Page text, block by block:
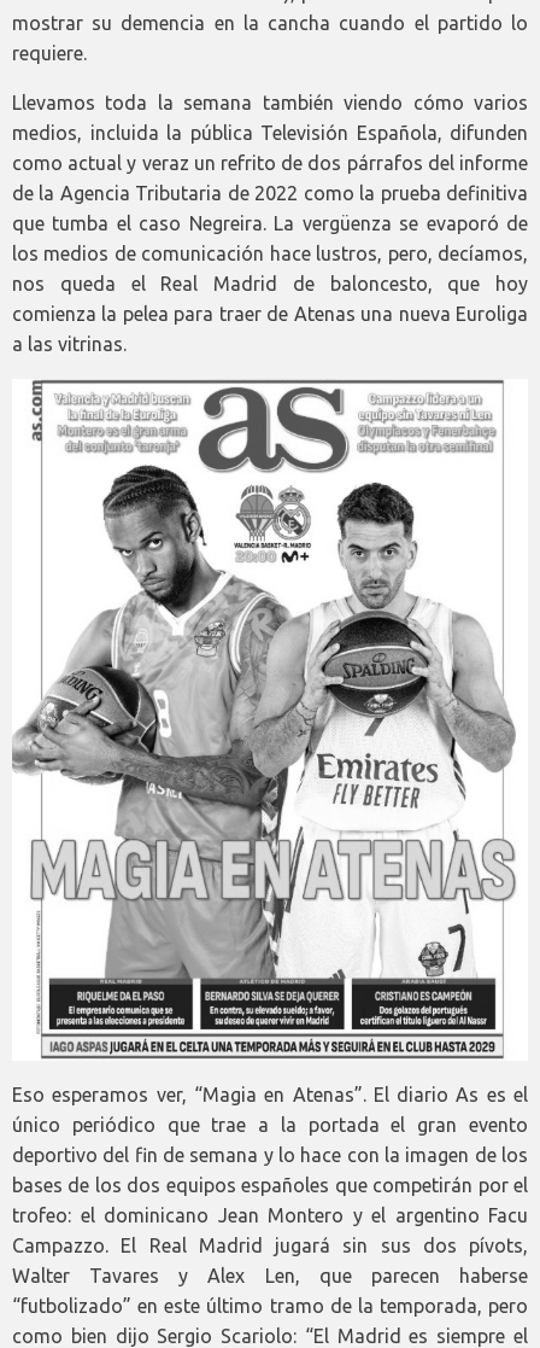
mostrar su demencia en la cancha cuando el partido lo
requiere.
Llevamos toda la semana también viendo cómo varios
medios, incluida la pública Televisión Española, difunden
como actual y veraz un refrito de dos párrafos del informe
de la Agencia Tributaria de 2022 como la prueba definitiva
que tumba el caso Negreira. La vergüenza se evaporó de
los medios de comunicación hace lustros, pero, decíamos,
nos queda el Real Madrid de baloncesto, que hoy
comienza la pelea para traer de Atenas una nueva Euroliga
a las vitrinas.
Eso esperamos ver, “Magia en Atenas”. El diario As es el
único periódico que trae a la portada el gran evento
deportivo del fin de semana y lo hace con la imagen de los
bases de los dos equipos españoles que competirán por el
trofeo: el dominicano Jean Montero y el argentino Facu
Campazzo. El Real Madrid jugará sin sus dos pívots,
Walter Tavares y Alex Len, que parecen haberse
“futbolizado” en este último tramo de la temporada, pero
como bien dijo Sergio Scariolo: “El Madrid es siempre el